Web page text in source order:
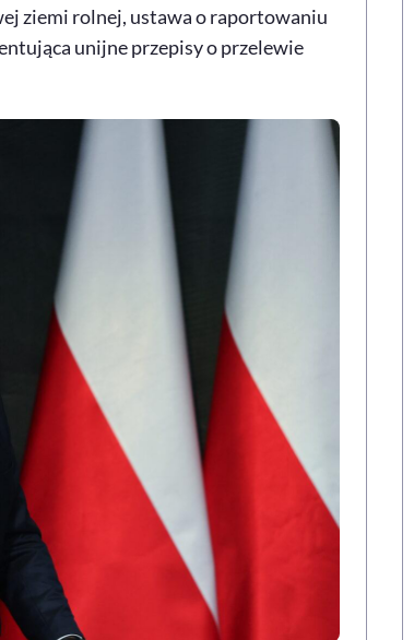
ziemi rolnej, ustawa o raportowaniu
unijne przepisy o przelewie